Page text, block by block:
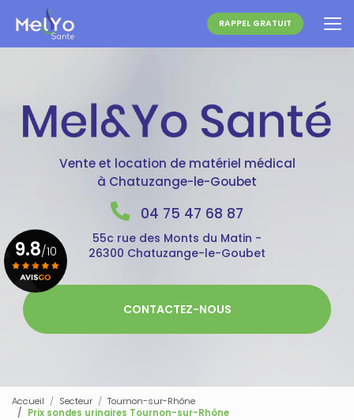
contenu
principal
RAPPEL GRATUIT
Vente et location de matériel médical
à Chatuzange-le-Goubet
04 75 47 68 87
55c rue des Monts du Matin -
26300 Chatuzange-le-Goubet
CONTACTEZ-NOUS
9.8/10
Voir le certificat
Accueil Secteur
Tournon-sur-Rhône
Prix sondes urinaires Tournon-sur-Rhône